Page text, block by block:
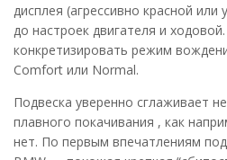
дисплея (агрессивно красной
до настроек двигателя и
конкретизировать режим
Comfort или Normal.
Подвеска уверенно сглаживает
плавного покачивания , как
нет. По первым впечатлениям